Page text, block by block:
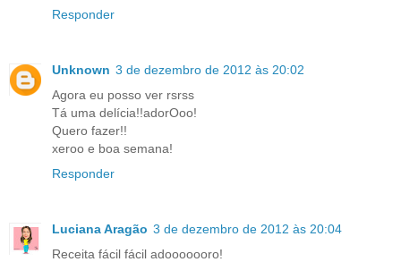
Responder
Unknown 3 de dezembro de 2012 às 20:02
Agora eu posso ver rsrss
Tá uma delícia!!adorOoo!
Quero fazer!!
xeroo e boa semana!
Responder
Luciana Aragão 3 de dezembro de 2012 às 20:04
Receita fácil fácil adooooooro!